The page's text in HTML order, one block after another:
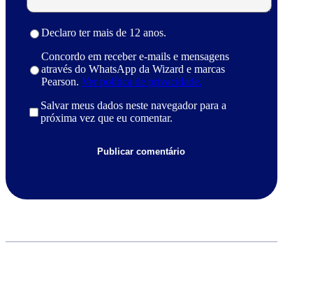
Declaro ter mais de 12 anos.
Concordo em receber e-mails e mensagens
através do WhatsApp da Wizard e marcas
Pearson. Ver política de privacidade.
Salvar meus dados neste navegador para a
próxima vez que eu comentar.